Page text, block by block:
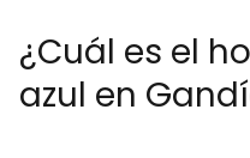
¿Cuál es el
azul en